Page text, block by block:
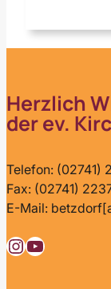
Herzlich
der ev.
Telefon: (02741)
Fax: (02741)
E-Mail:
InstagramYouTube